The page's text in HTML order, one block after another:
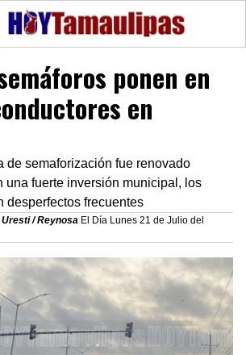
ponen en
en
de semaforización fue renovado
una fuerte inversión municipal, los
desperfectos frecuentes
/ Reynosa El Día Lunes 21 de Julio del